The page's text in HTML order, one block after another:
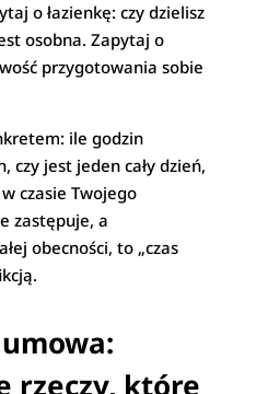
o łazienkę: czy dzielisz
osobna. Zapytaj o
przygotowania sobie
ile godzin
czy jest jeden cały dzień,
czasie Twojego
zastępuje, a
obecności, to „czas
rzeczy, które